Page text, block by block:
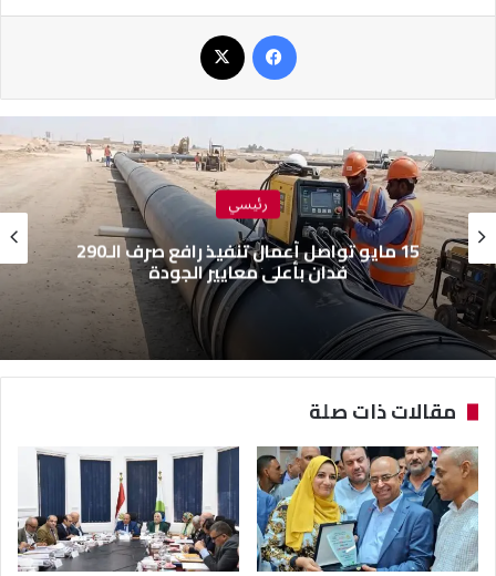
رئيسي
15 مايو تواصل أعمال تنفيذ رافع صرف الـ290
فدان بأعلى معايير الجودة
مقالات ذات صلة